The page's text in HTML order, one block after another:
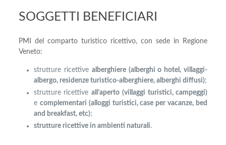
SOGGETTI BENEFICIARI
PMI del comparto turistico ricettivo, con sede in Regione
Veneto:
strutture ricettive alberghiere (alberghi o hotel, villaggi-
albergo, residenze turistico-alberghiere, alberghi diffusi);
strutture ricettiveall’aperto (villaggi turistici, campeggi)
e complementari (alloggi turistici, case per vacanze, bed
and breakfast, etc);
strutture ricettive in ambienti naturali.